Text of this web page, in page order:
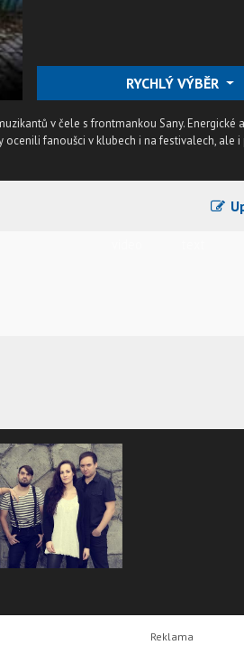
RYCHLÝ VÝBĚR
v čele s frontmankou Sany. Energické
fanoušci v klubech i na festivalech, ale i